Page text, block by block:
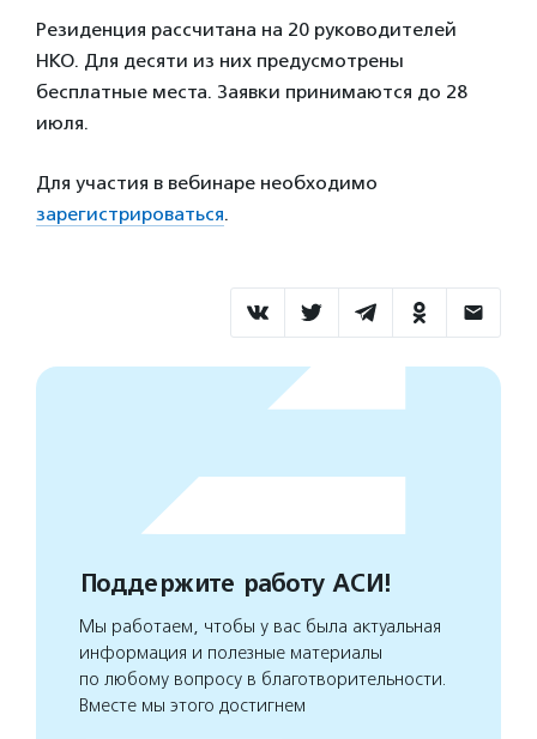
Резиденция рассчитана на 20 руководителей
НКО. Для десяти из них предусмотрены
бесплатные места. Заявки принимаются до 28
июля.
Для участия в вебинаре необходимо
зарегистрироваться.
Поддержите работу АСИ!
Мы работаем, чтобы у вас была актуальная
информация и полезные материалы
по любому вопросу в благотворительности.
Вместе мы этого достигнем